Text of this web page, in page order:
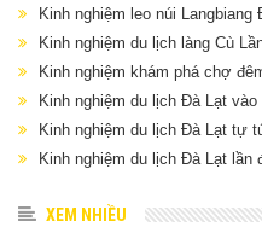
Kinh nghiệm leo núi Langbiang
Kinh nghiệm du lịch làng Cù
Kinh nghiệm khám phá chợ
Kinh nghiệm du lịch Đà Lạt
Kinh nghiệm du lịch Đà Lạt tự
Kinh nghiệm du lịch Đà Lạt lần
XEM NHIỀU